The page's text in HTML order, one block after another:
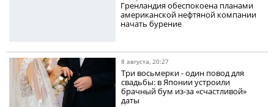
Гренландия обеспокоена планами
американской нефтяной компании
начать бурение
8 августа, 20:27
Три восьмерки - один повод для
свадьбы: в Японии устроили
брачный бум из-за «счастливой»
даты